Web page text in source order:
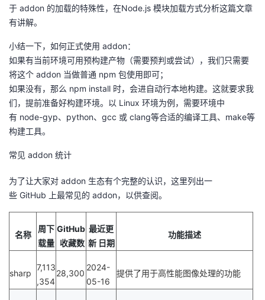
于 addon 的加载的特殊性，在Node.js 模块加载方式分析这篇文章
有讲解。
小结一下，如何正式使用 addon：
如果有当前环境可用预构建产物（需要预判或尝试），我们只需要
将这个 addon 当做普通 npm 包使用即可；
如果没有，那么 npm install 时，会进自动行本地构建。这就要求我
们，提前准备好构建环境。以 Linux 环境为例，需要环境中
有 node-gyp、 python、 gcc 或 clang等合适的编译工具、 make等
构建工具。
常见 addon 统计
为了让大家对 addon 生态有个完整的认识，这里列出一
些 GitHub 上最常见的 addon，以供查阅。
名称
周下
载量
GitHub
收藏数
最近更
新 日期
功能描述
sharp
7,113
,354
28,300
2024-
05-16
提供了用于高性能图像处理的功能